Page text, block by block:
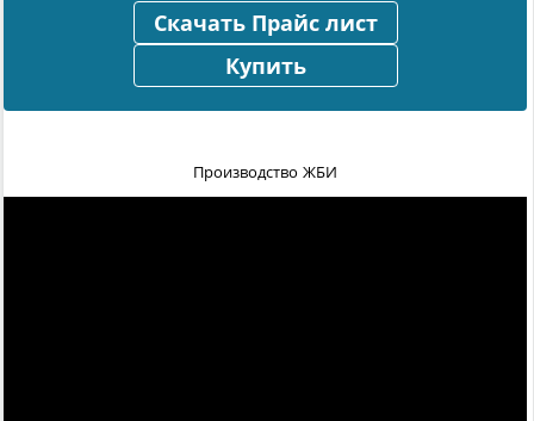
Скачать Прайс лист
Купить
Производство ЖБИ